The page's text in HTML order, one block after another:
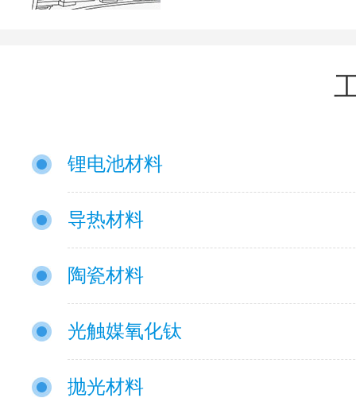
锂电池材料
导热材料
陶瓷材料
光触媒氧化钛
抛光材料